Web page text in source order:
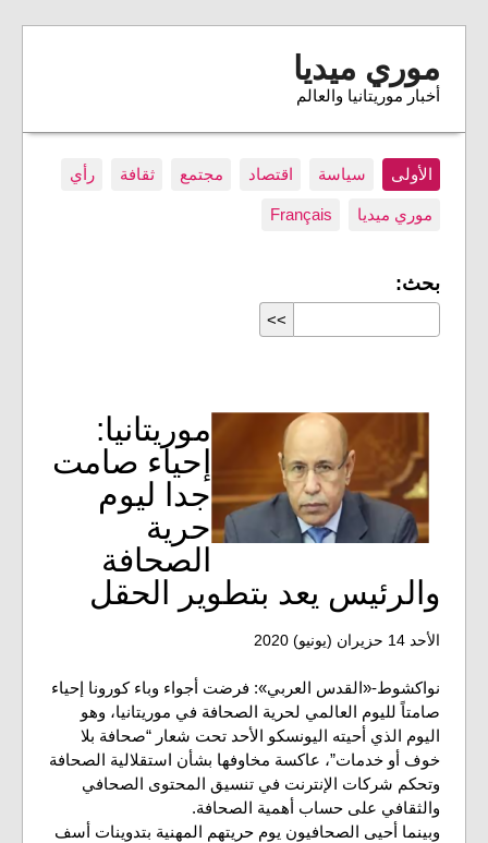
موري ميديا
أخبار موريتانيا والعالم
الأولى سياسة اقتصاد مجتمع ثقافة رأي
موري ميديا Français
بحث:
موريتانيا:
إحياء صامت
جدا ليوم
حرية
الصحافة
والرئيس يعد بتطوير الحقل
الأحد 14 حزيران (يونيو) 2020
نواكشوط-«القدس العربي»: فرضت أجواء وباء كورونا إحياء
صامتاً لليوم العالمي لحرية الصحافة في موريتانيا، وهو
اليوم الذي أحيته اليونسكو الأحد تحت شعار “صحافة بلا
خوف أو خدمات”، عاكسة مخاوفها بشأن استقلالية الصحافة
وتحكم شركات الإنترنت في تنسيق المحتوى الصحافي
والثقافي على حساب أهمية الصحافة.
وبينما أحيى الصحافيون يوم حريتهم المهنية بتدوينات أسف